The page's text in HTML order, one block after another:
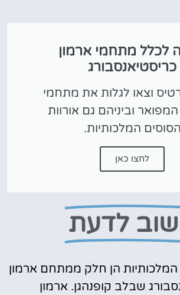
לכלל מתחמי ארמון
כריסטיאנסבורג
וצאו לגלות את מתחמי
וביניהם גם אורוות
הסוסים המלכותיות.
לחצו כאן
לדעת
המלכותיות הן חלק ממתחם ארמון
שבלב קופנהגן. ארמון